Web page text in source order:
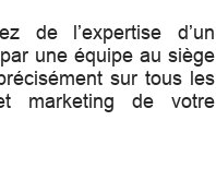
de l’expertise d’un
une équipe au siège
sur tous les
marketing de votre